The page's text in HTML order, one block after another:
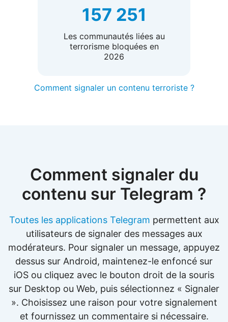
157 251
Les communautés liées au
terrorisme bloquées en
2026
Comment signaler un contenu terroriste ?
Comment signaler du
contenu sur Telegram ?
Toutes les applications Telegram permettent aux
utilisateurs de signaler des messages aux
modérateurs. Pour signaler un message, appuyez
dessus sur Android, maintenez-le enfoncé sur
iOS ou cliquez avec le bouton droit de la souris
sur Desktop ou Web, puis sélectionnez « Signaler
». Choisissez une raison pour votre signalement
et fournissez un commentaire si nécessaire.